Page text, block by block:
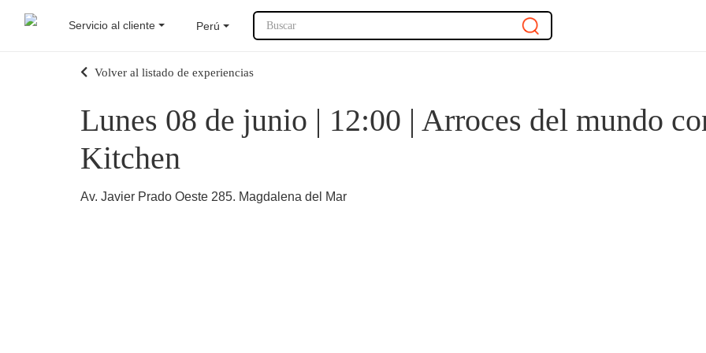
Servicio al cliente Perú Buscar
Volver al listado de experiencias
Lunes 08 de junio | 12:00 | Arroces del mundo
Kitchen
Av. Javier Prado Oeste 285. Magdalena del Mar